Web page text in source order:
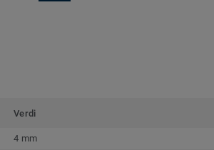
Verdi
4 mm